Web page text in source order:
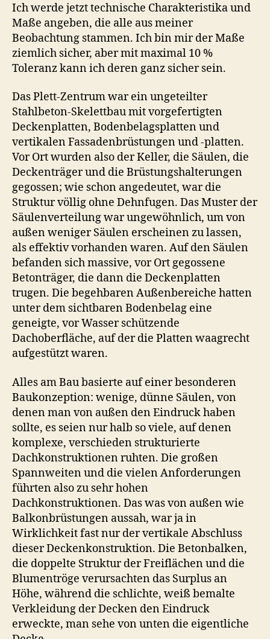
Ich werde jetzt technische Charakteristika und
Maße angeben, die alle aus meiner
Beobachtung stammen. Ich bin mir der Maße
ziemlich sicher, aber mit maximal 10 %
Toleranz kann ich deren ganz sicher sein.
Das Plett-Zentrum war ein ungeteilter
Stahlbeton-Skelettbau mit vorgefertigten
Deckenplatten, Bodenbelagsplatten und
vertikalen Fassadenbrüstungen und -platten.
Vor Ort wurden also der Keller, die Säulen, die
Deckenträger und die Brüstungshalterungen
gegossen; wie schon angedeutet, war die
Struktur völlig ohne Dehnfugen. Das Muster der
Säulenverteilung war ungewöhnlich, um von
außen weniger Säulen erscheinen zu lassen,
als effektiv vorhanden waren. Auf den Säulen
befanden sich massive, vor Ort gegossene
Betonträger, die dann die Deckenplatten
trugen. Die begehbaren Außenbereiche hatten
unter dem sichtbaren Bodenbelag eine
geneigte, vor Wasser schützende
Dachoberfläche, auf der die Platten waagrecht
aufgestützt waren.
Alles am Bau basierte auf einer besonderen
Baukonzeption: wenige, dünne Säulen, von
denen man von außen den Eindruck haben
sollte, es seien nur halb so viele, auf denen
komplexe, verschieden strukturierte
Dachkonstruktionen ruhten. Die großen
Spannweiten und die vielen Anforderungen
führten also zu sehr hohen
Dachkonstruktionen. Das was von außen wie
Balkonbrüstungen aussah, war ja in
Wirklichkeit fast nur der vertikale Abschluss
dieser Deckenkonstruktion. Die Betonbalken,
die doppelte Struktur der Freiflächen und die
Blumentröge verursachten das Surplus an
Höhe, während die schlichte, weiß bemalte
Verkleidung der Decken den Eindruck
erweckte, man sehe von unten die eigentliche